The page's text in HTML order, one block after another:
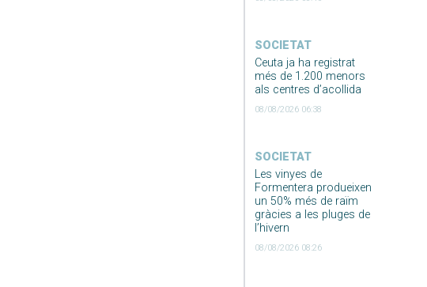
SOCIETAT
Ceuta ja ha registrat
més de 1.200 menors
als centres d’acollida
08/08/2026 06:38
SOCIETAT
Les vinyes de
Formentera produeixen
un 50% més de raïm
gràcies a les pluges de
l’hivern
08/08/2026 08:26